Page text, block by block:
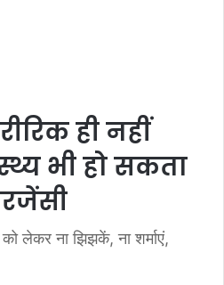
ही नहीं
भी हो सकता
लेकर ना झिझकें, ना शर्माएं,